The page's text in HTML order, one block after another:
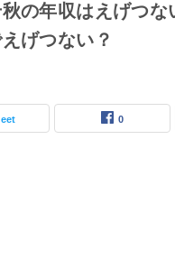
の年収はえげつな
げつない？
0